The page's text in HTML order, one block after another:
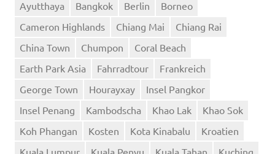
Ayutthaya Bangkok Berlin
Borneo
Cameron Highlands
Chiang Mai
Chiang Rai
China Town
Chumpon
Coral Beach
Earth Park Asia
Fahrradtour
Frankreich
George Town
Hourayxay
Insel Pangkor
Insel Penang
Kambodscha Khao Lak
Khao Sok
Koh Phangan
Kosten Kota Kinabalu
Kroatien
Kuala Lumpur
Kuala Penyu Kuala Tahan Kuching